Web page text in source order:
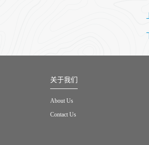
关于我们
About Us
Contact Us